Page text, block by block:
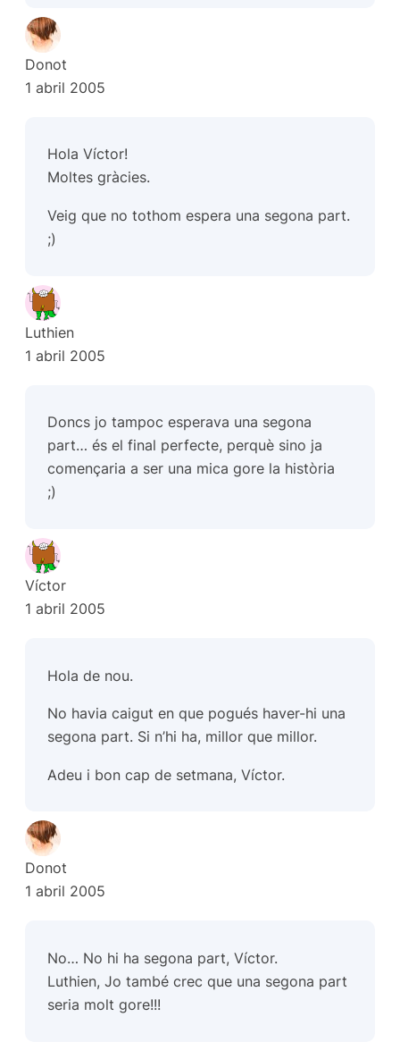
Donot
1 abril 2005
Hola Víctor!
Moltes gràcies.
Veig que no tothom espera una segona part.
;)
Luthien
1 abril 2005
Doncs jo tampoc esperava una segona
part… és el final perfecte, perquè sino ja
començaria a ser una mica gore la història
;)
Víctor
1 abril 2005
Hola de nou.
No havia caigut en que pogués haver-hi una
segona part. Si n’hi ha, millor que millor.
Adeu i bon cap de setmana, Víctor.
Donot
1 abril 2005
No… No hi ha segona part, Víctor.
Luthien, Jo també crec que una segona part
seria molt gore!!!